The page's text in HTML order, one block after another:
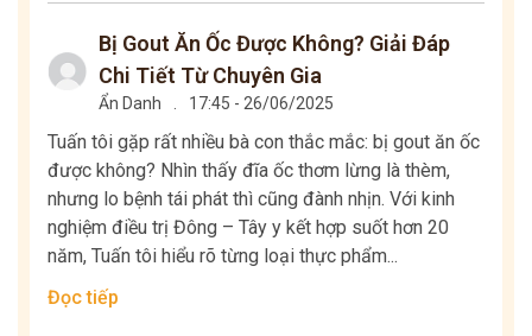
Bị Gout Ăn Ốc Được Không? Giải Đáp
Chi Tiết Từ Chuyên Gia
Ẩn Danh 17:45 - 26/06/2025
Tuấn tôi gặp rất nhiều bà con thắc mắc: bị gout ăn ốc
được không? Nhìn thấy đĩa ốc thơm lừng là thèm,
nhưng lo bệnh tái phát thì cũng đành nhịn. Với kinh
nghiệm điều trị Đông – Tây y kết hợp suốt hơn 20
năm, Tuấn tôi hiểu rõ từng loại thực phẩm...
Đọc tiếp